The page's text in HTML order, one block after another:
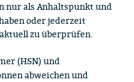
nur als Anhaltspunkt und
oder jederzeit
zu überprüfen.
(HSN) und
abweichen und